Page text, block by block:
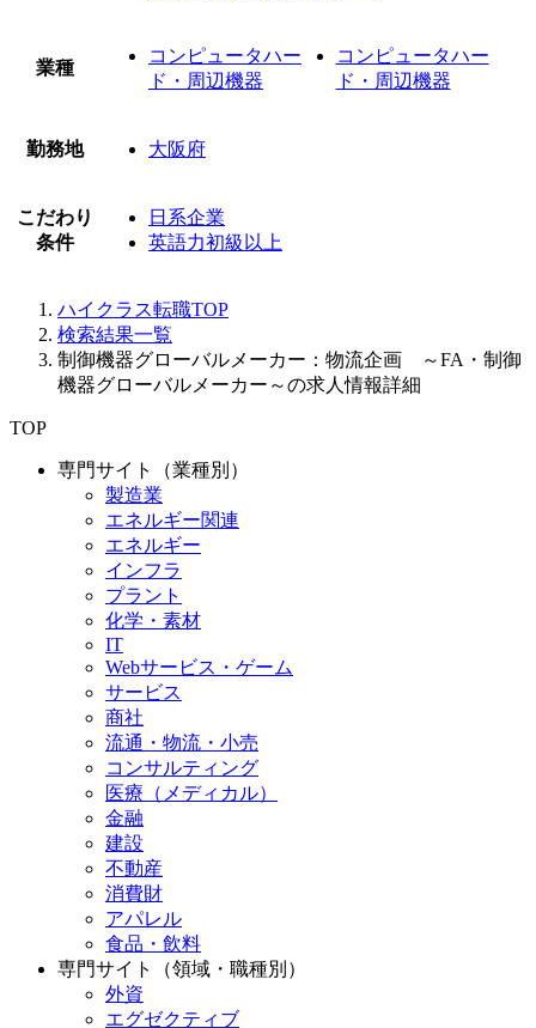
業種
コンピュータハー
ド・周辺機器
コンピュータハー
ド・周辺機器
勤務地 大阪府
こだわり
条件
日系企業
英語力初級以上
ハイクラス転職TOP
検索結果一覧
制御機器グローバルメーカー：物流企画 ～FA・制御
機器グローバルメーカー～の求人情報詳細
TOP
専門サイト（業種別）
製造業
エネルギー関連
エネルギー
インフラ
プラント
化学・素材
IT
Webサービス・ゲーム
サービス
商社
流通・物流・小売
コンサルティング
医療（メディカル）
金融
建設
不動産
消費財
アパレル
食品・飲料
専門サイト（領域・職種別）
外資
エグゼクティブ